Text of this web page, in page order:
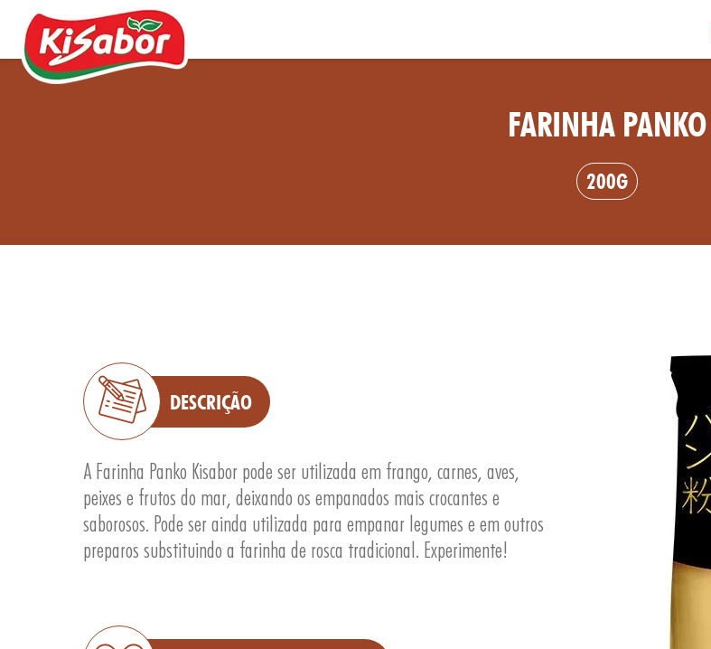
Especiarias
FARINHA PANKO
200G
DESCRIÇÃO
A Farinha Panko Kisabor pode ser utilizada em frango, carnes, aves,
peixes e frutos do mar, deixando os empanados mais crocantes e
saborosos. Pode ser ainda utilizada para empanar legumes e em outros
preparos substituindo a farinha de rosca tradicional. Experimente!